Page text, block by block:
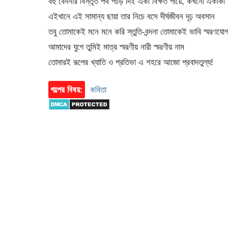
এইখানে এই সামান্য ছায়া তার নিচে বসে দীর্ঘজীবন দৃঢ় অবসান
তবু তোমাকেই মনে মনে করি স্তুতি-বন্দনা তোমাকেই ভাবি
আমাদের যুগে তুমিই মাত্র স্মরণীয় নারী স্মরণীয় নাম
তোমারই রূপের খ্যাতি ও প্রতিভা এ শহরে আজো প্রবাদতুল্য!
গল্পের বিষয়: কবিতা